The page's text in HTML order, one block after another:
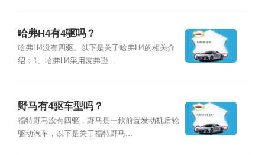
哈弗H4有4驱吗？
哈弗H4没有四驱。以下是关于哈弗H4的相关介
绍：1、哈弗H4采用麦弗逊...
野马有4驱车型吗？
福特野马没有四驱，野马是一款前置发动机后轮
驱动汽车，以下是关于福特野马...